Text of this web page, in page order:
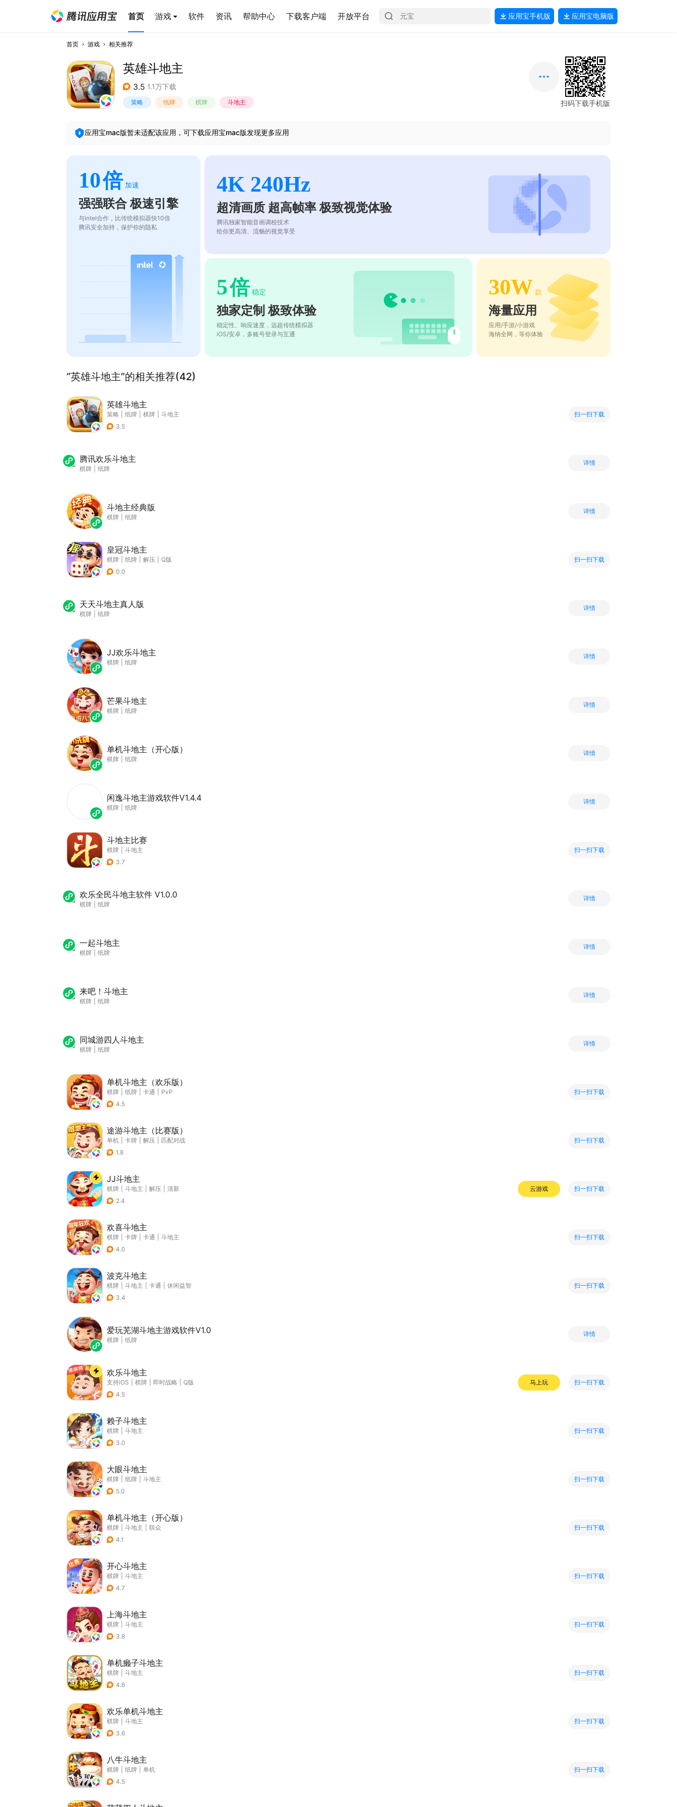
首页 游戏 软件 资讯 帮助中心 下载客户端 开放平台 应用宝手机版 应用宝电脑版
首页 游戏 相关推荐
英雄斗地主
3.5 1.1万下载
策略 纸牌 棋牌 斗地主 扫码下载手机版
应用宝mac版暂未适配该应用，可下载应用宝mac版发现更多应用
10倍 加速
强强联合 极速引擎
与intel合作，比传统模拟器快10倍
腾讯安全加持，保护你的隐私
4K 240Hz
超清画质 超高帧率 极致视觉体验
腾讯独家智能音画调校技术
给你更高清、流畅的视觉享受
5倍 稳定
独家定制 极致体验
稳定性、响应速度，远超传统模拟器
iOS/安卓，多账号登录与互通
30W 款
海量应用
应用/手游/小游戏
海纳全网，等你体验
“英雄斗地主”的相关推荐(42)
英雄斗地主
策略 纸牌 棋牌
斗地主
3.5
扫一扫下载
腾讯欢乐斗地主
棋牌 纸牌
详情
斗地主经典版
棋牌 纸牌
详情
皇冠斗地主
棋牌 纸牌 解压
Q版
0.0
扫一扫下载
天天斗地主真人版
棋牌 纸牌
详情
JJ欢乐斗地主
棋牌 纸牌
详情
芒果斗地主
棋牌 纸牌
详情
单机斗地主（开心版）
棋牌 纸牌
详情
闲逸斗地主游戏软件V1.4.4
棋牌 纸牌
详情
斗地主比赛
棋牌
斗地主
3.7
扫一扫下载
欢乐全民斗地主软件 V1.0.0
棋牌 纸牌
详情
一起斗地主
棋牌 纸牌
详情
来吧！斗地主
棋牌 纸牌
详情
同城游四人斗地主
棋牌 纸牌
详情
单机斗地主（欢乐版）
棋牌 纸牌 卡通
PvP
4.5
扫一扫下载
途游斗地主（比赛版）
单机 卡牌 解压
匹配对战
1.8
扫一扫下载
JJ斗地主
棋牌 斗地主 解压
清新
2.4
云游戏 扫一扫下载
欢喜斗地主
棋牌 卡牌 卡通
斗地主
4.0
扫一扫下载
波克斗地主
棋牌 斗地主 卡通
休闲益智
3.4
扫一扫下载
爱玩芜湖斗地主游戏软件V1.0
棋牌 纸牌
详情
欢乐斗地主
支持iOS 棋牌 即时战略
Q版
4.5
马上玩 扫一扫下载
赖子斗地主
棋牌
斗地主
3.0
扫一扫下载
大眼斗地主
棋牌 纸牌
斗地主
5.0
扫一扫下载
单机斗地主（开心版）
棋牌 斗地主
联众
4.1
扫一扫下载
开心斗地主
棋牌
斗地主
4.7
扫一扫下载
上海斗地主
棋牌
斗地主
3.8
扫一扫下载
单机癞子斗地主
棋牌
斗地主
4.6
扫一扫下载
欢乐单机斗地主
棋牌
斗地主
3.6
扫一扫下载
八牛斗地主
棋牌 纸牌
单机
4.5
扫一扫下载